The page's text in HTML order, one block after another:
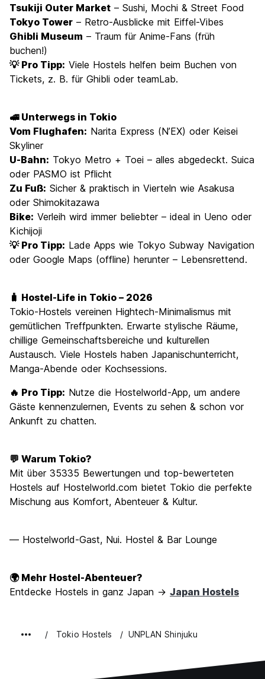
Tsukiji Outer Market – Sushi, Mochi & Street Food
Tokyo Tower – Retro-Ausblicke mit Eiffel-Vibes
Ghibli Museum – Traum für Anime-Fans (früh
buchen!)
💡 Pro Tipp: Viele Hostels helfen beim Buchen von
Tickets, z. B. für Ghibli oder teamLab.
🚅 Unterwegs in Tokio
Vom Flughafen: Narita Express (N’EX) oder Keisei
Skyliner
U-Bahn: Tokyo Metro + Toei – alles abgedeckt. Suica
oder PASMO ist Pflicht
Zu Fuß: Sicher & praktisch in Vierteln wie Asakusa
oder Shimokitazawa
Bike: Verleih wird immer beliebter – ideal in Ueno oder
Kichijoji
💡 Pro Tipp: Lade Apps wie Tokyo Subway Navigation
oder Google Maps (offline) herunter – Lebensrettend.
🧳 Hostel-Life in Tokio – 2026
Tokio-Hostels vereinen Hightech-Minimalismus mit
gemütlichen Treffpunkten. Erwarte stylische Räume,
chillige Gemeinschaftsbereiche und kulturellen
Austausch. Viele Hostels haben Japanischunterricht,
Manga-Abende oder Kochsessions.
🔥 Pro Tipp: Nutze die Hostelworld-App, um andere
Gäste kennenzulernen, Events zu sehen & schon vor
Ankunft zu chatten.
💬 Warum Tokio?
Mit über 35335 Bewertungen und top-bewerteten
Hostels auf Hostelworld.com bietet Tokio die perfekte
Mischung aus Komfort, Abenteuer & Kultur.
— Hostelworld-Gast, Nui. Hostel & Bar Lounge
🌍 Mehr Hostel-Abenteuer?
Entdecke Hostels in ganz Japan → Japan Hostels
Tokio Hostels UNPLAN Shinjuku